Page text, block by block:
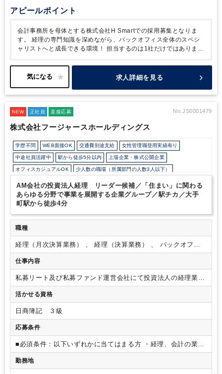
しき文化（残業が多く、社内が殺伐とした雰囲気）を払拭すべ
ュアルディスプレイを完備し、日々の業務効率を高めていま
す。また、クラウド会計や予算管理ツールなど、最新のITツー
ルを積極的に導入。AIの活用も積極的に行っています。メンバ
す。・落ち着いたメンバーが多く、メリハリをつけて仕事に
取り組む事ができます
アピールポイント
会計事務所を母体とする株式会社H Smartでの採用募集となりま
す。
経理の専門知識を深めながら、バックオフィス全体のスペシ
ャリストへと成長できる環境！
担当するのは1社だけではありませ
複数支援するため、多様な業界・規模の経営課題に触れながら、実
践的なスキルを積み上げることができます。また、クライアント
フローの設計・改善提案まで担うことができます。「業務が回る仕
方にとって、やりがいを感じるポジションです。
求人詳細を見る
NEW 正社員 直接応募 No.JS0001479
株式会社フージャースホールディングス
学歴不問 WEB面接OK 交通費別途支給 女性管理職登用実績有り
中途社員活躍中 駅から徒歩5分以内 上場企業・株式公開企業
オフィスカジュアルOK 少人数の職場（所属部門の人数3人以下）
研修・資格取得支援 持株会・ストックオプションあり
土日祝休み 完全週休2日制 年間休日120日以上 不動産に強み
AM会社の投資法人経理 リーダー候補／「住まい」に関わる
あらゆる分野で事業を展開する企業グループ／駅チカ／大手
町駅から徒歩4分
職種
経理（月次決算業務） 、 経理（決算業務） 、 バックオフィ
ス・ミドルオフィス
仕事内容
私募リート及び私募ファンド運営会社にて投資法人の経理業務
をお任せします。グループ会社を含めた社内外の関係者と連
携をとり、スピード感をもって仕事に取り組んでいただきま
す。
【具体的には】
心に、総務や財務関連の業務も行っていただきます。
法人の経理業務（仕訳や月次決算等から決算確定、報告対応ま
で）・ライセンス管理を含む総務業務等、他管理部の各種業
務 自立して業務が出来る方、社内外の様々な関係者とコミュ
ニケーションとりながら業務を進められる方が活躍できます。
活かせる資格
日商簿記 ３級
応募条件
■必須条件：以下いずれかに当てはまる方 ・経理、会計の業務
経験をお持ちの方 ■歓迎条件：・簿記3級以上（もしくは同等
の知識）をお持ちの方
勤務地